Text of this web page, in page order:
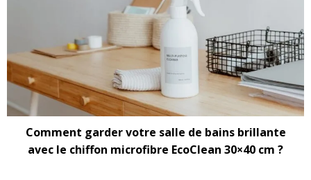
Comment garder votre salle de bains brillante
avec le chiffon microfibre EcoClean 30×40 cm ?